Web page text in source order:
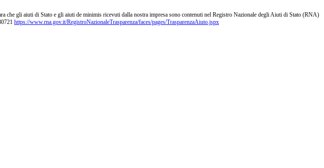
gli aiuti di Stato e gli aiuti de minimis ricevuti dalla nostra impresa sono contenuti nel Registro Nazionale degli Aiuti di Stato (RNA)
https://www.rna.gov.it/RegistroNazionaleTrasparenza/faces/pages/TrasparenzaAiuto.jspx